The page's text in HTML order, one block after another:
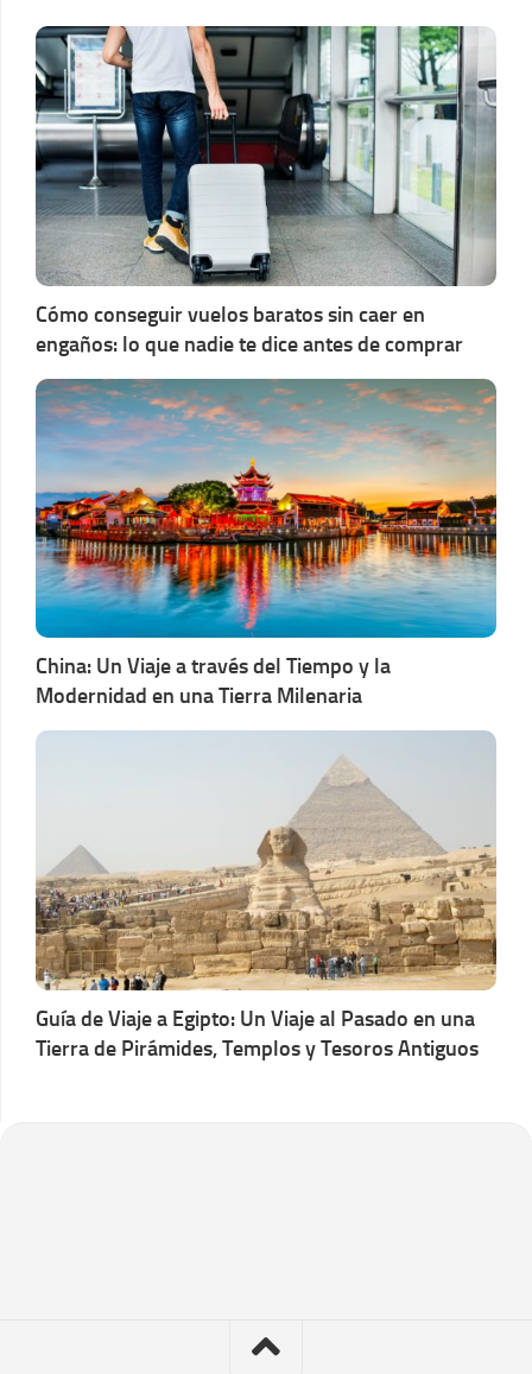
Cómo conseguir vuelos baratos sin caer en
engaños: lo que nadie te dice antes de comprar
China: Un Viaje a través del Tiempo y la
Modernidad en una Tierra Milenaria
Guía de Viaje a Egipto: Un Viaje al Pasado en una
Tierra de Pirámides, Templos y Tesoros Antiguos